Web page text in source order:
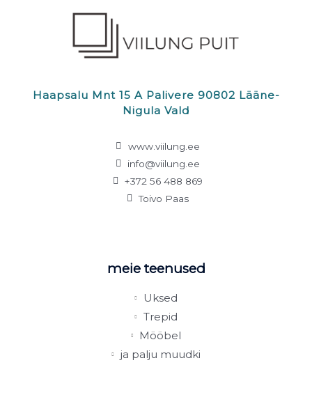
Haapsalu Mnt 15 A Palivere 90802 Lääne-
Nigula Vald
www.viilung.ee
info@viilung.ee
+372 56 488 869
Toivo Paas
meie teenused
Uksed
Trepid
Mööbel
ja palju muudki